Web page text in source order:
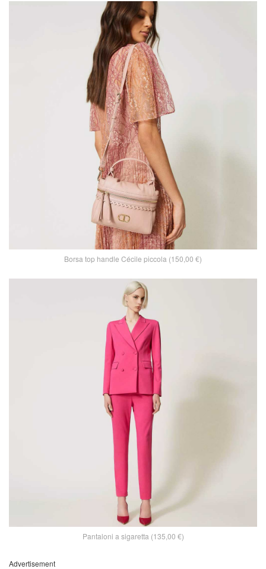
Borsa top handle Cécile piccola (150,00 €)
Pantaloni a sigaretta (135,00 €)
Advertisement